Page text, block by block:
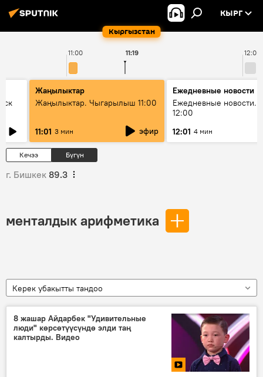
Кыргызстан
КЫРГ
11:00 12:00
11:19
Жаңылыктар
Жаңылыктар. Чыгарылыш 11:00
11:01 3 мин эфир
Ежедневные новости
Ежедневные новости.
12:00
12:01 4 мин
Кечээ Бүгүн
г. Бишкек 89.3
менталдык арифметика
Керек убакытты тандоо
8 жашар Айдарбек "Удивительные
люди" көрсөтүүсүндө элди таң
калтырды. Видео